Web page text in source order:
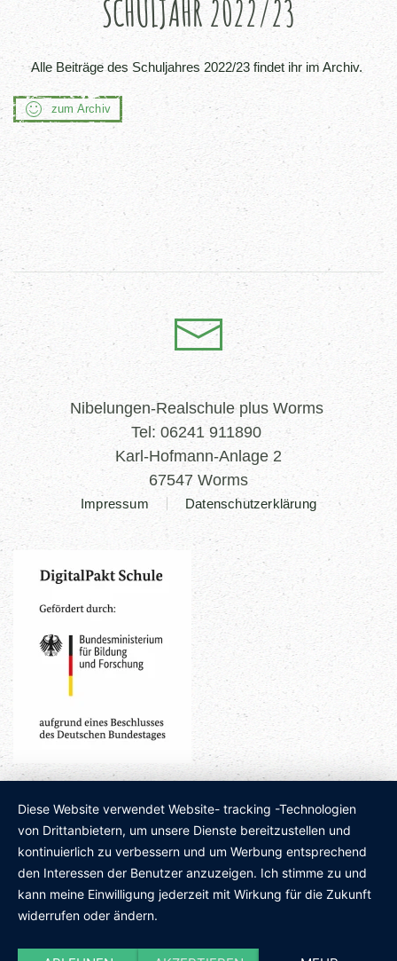
SCHULJAHR 2022/23
Alle Beiträge des Schuljahres 2022/23 findet ihr im Archiv.
zum Archiv
Nibelungen-Realschule plus Worms
Tel: 06241 911890
Karl-Hofmann-Anlage 2
67547 Worms
Impressum Datenschutzerklärung
Diese Website verwendet Website- tracking -Technologien
von Drittanbietern, um unsere Dienste bereitzustellen und
kontinuierlich zu verbessern und um Werbung entsprechend
den Interessen der Benutzer anzuzeigen. Ich stimme zu und
kann meine Einwilligung jederzeit mit Wirkung für die Zukunft
widerrufen oder ändern.